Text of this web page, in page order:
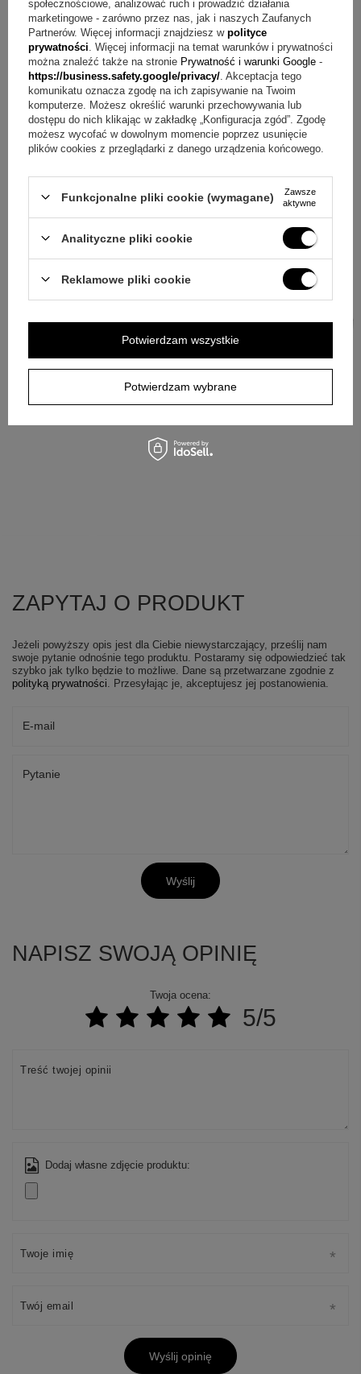
Jeśli chcesz podarować coś, co zostaje z dzieckiem na
długo, ten srebrny grzebyk dobrze łączy tradycję z
personalizacją. Ozdobne detale, tarcza zegara i miejsce na
dane sprawiają, że prezent staje się konkretną pamiątką
chwili. Dodaj grawerunek, a otrzymasz przedmiot, do
którego łatwo wraca się po latach w rodzinnych
wspomnieniach.
ZAPYTAJ O PRODUKT
Jeżeli powyższy opis jest dla Ciebie niewystarczający, prześlij nam
swoje pytanie odnośnie tego produktu. Postaramy się odpowiedzieć tak
szybko jak tylko będzie to możliwe. Dane są przetwarzane zgodnie z
polityką prywatności. Przesyłając je, akceptujesz jej postanowienia.
E-mail
Pytanie
Wyślij
NAPISZ SWOJĄ OPINIĘ
Twoja ocena:
5/5
Treść twojej opinii
Dodaj własne zdjęcie produktu:
Twoje imię
Twój email
Wyślij opinię
społecznościowe, analizować ruch i prowadzić działania
marketingowe - zarówno przez nas, jak i naszych Zaufanych
Partnerów. Więcej informacji znajdziesz w polityce
prywatności . Więcej informacji na temat warunków i prywatności
można znaleźć także na stronie Prywatność i warunki Google -
https://business.safety.google/privacy/ . Akceptacja tego
komunikatu oznacza zgodę na ich zapisywanie na Twoim
komputerze. Możesz określić warunki przechowywania lub
dostępu do nich klikając w zakładkę „Konfiguracja zgód”. Zgodę
możesz wycofać w dowolnym momencie poprzez usunięcie
plików cookies z przeglądarki z danego urządzenia końcowego.
Funkcjonalne pliki cookie (wymagane)
Zawsze
aktywne
Analityczne pliki cookie
Reklamowe pliki cookie
Potwierdzam wybrane
Potwierdzam wszystkie